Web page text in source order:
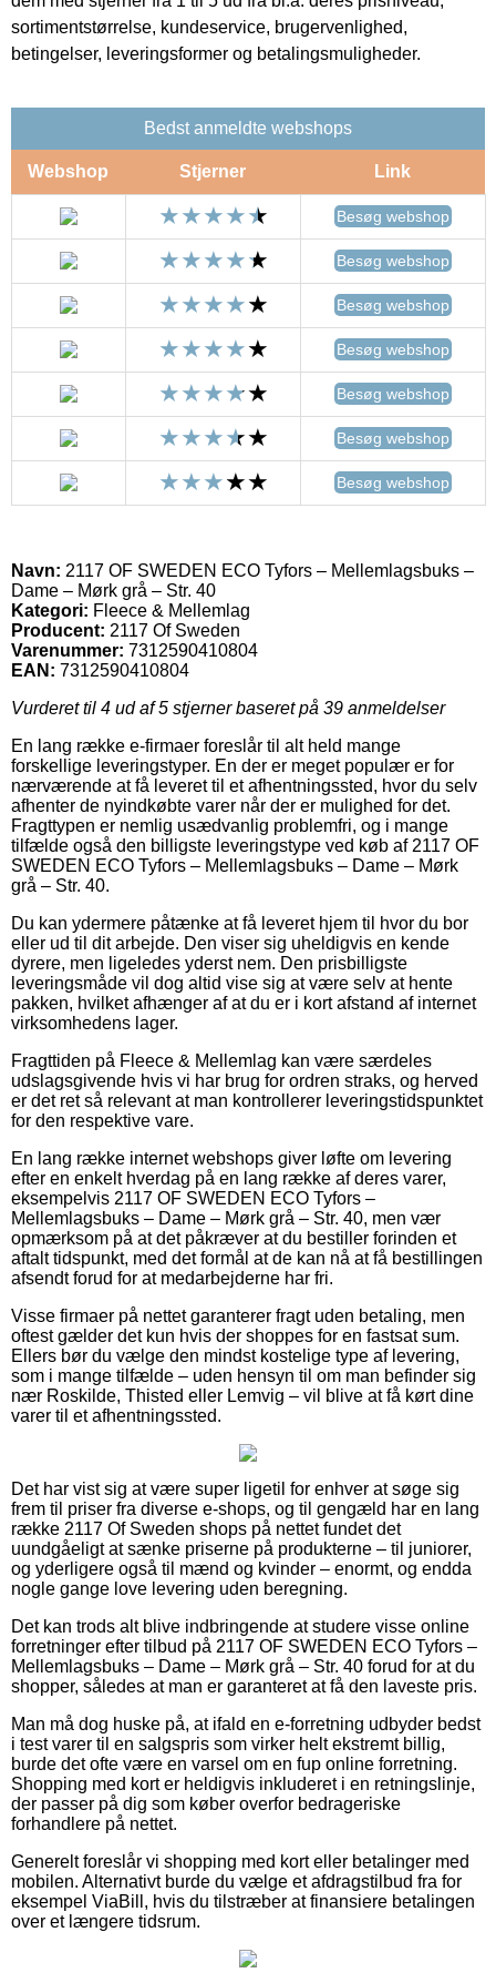
sortimentstørrelse, kundeservice, brugervenlighed,
betingelser, leveringsformer og betalingsmuligheder.
Bedst anmeldte webshops
Webshop Stjerner Link
Besøg webshop
Besøg webshop
Besøg webshop
Besøg webshop
Besøg webshop
Besøg webshop
Besøg webshop
Navn: 2117 OF SWEDEN ECO Tyfors – Mellemlagsbuks –
Dame – Mørk grå – Str. 40
Kategori: Fleece & Mellemlag
Producent: 2117 Of Sweden
Varenummer: 7312590410804
EAN: 7312590410804
Vurderet til 4 ud af 5 stjerner baseret på 39 anmeldelser
En lang række e-firmaer foreslår til alt held mange
forskellige leveringstyper. En der er meget populær er for
nærværende at få leveret til et afhentningssted, hvor du selv
afhenter de nyindkøbte varer når der er mulighed for det.
Fragttypen er nemlig usædvanlig problemfri, og i mange
tilfælde også den billigste leveringstype ved køb af 2117 OF
SWEDEN ECO Tyfors – Mellemlagsbuks – Dame – Mørk
grå – Str. 40.
Du kan ydermere påtænke at få leveret hjem til hvor du bor
eller ud til dit arbejde. Den viser sig uheldigvis en kende
dyrere, men ligeledes yderst nem. Den prisbilligste
leveringsmåde vil dog altid vise sig at være selv at hente
pakken, hvilket afhænger af at du er i kort afstand af internet
virksomhedens lager.
Fragttiden på Fleece & Mellemlag kan være særdeles
udslagsgivende hvis vi har brug for ordren straks, og herved
er det ret så relevant at man kontrollerer leveringstidspunktet
for den respektive vare.
En lang række internet webshops giver løfte om levering
efter en enkelt hverdag på en lang række af deres varer,
eksempelvis 2117 OF SWEDEN ECO Tyfors –
Mellemlagsbuks – Dame – Mørk grå – Str. 40, men vær
opmærksom på at det påkræver at du bestiller forinden et
aftalt tidspunkt, med det formål at de kan nå at få bestillingen
afsendt forud for at medarbejderne har fri.
Visse firmaer på nettet garanterer fragt uden betaling, men
oftest gælder det kun hvis der shoppes for en fastsat sum.
Ellers bør du vælge den mindst kostelige type af levering,
som i mange tilfælde – uden hensyn til om man befinder sig
nær Roskilde, Thisted eller Lemvig – vil blive at få kørt dine
varer til et afhentningssted.
Det har vist sig at være super ligetil for enhver at søge sig
frem til priser fra diverse e-shops, og til gengæld har en lang
række 2117 Of Sweden shops på nettet fundet det
uundgåeligt at sænke priserne på produkterne – til juniorer,
og yderligere også til mænd og kvinder – enormt, og endda
nogle gange love levering uden beregning.
Det kan trods alt blive indbringende at studere visse online
forretninger efter tilbud på 2117 OF SWEDEN ECO Tyfors –
Mellemlagsbuks – Dame – Mørk grå – Str. 40 forud for at du
shopper, således at man er garanteret at få den laveste pris.
Man må dog huske på, at ifald en e-forretning udbyder bedst
i test varer til en salgspris som virker helt ekstremt billig,
burde det ofte være en varsel om en fup online forretning.
Shopping med kort er heldigvis inkluderet i en retningslinje,
der passer på dig som køber overfor bedrageriske
forhandlere på nettet.
Generelt foreslår vi shopping med kort eller betalinger med
mobilen. Alternativt burde du vælge et afdragstilbud fra for
eksempel ViaBill, hvis du tilstræber at finansiere betalingen
over et længere tidsrum.